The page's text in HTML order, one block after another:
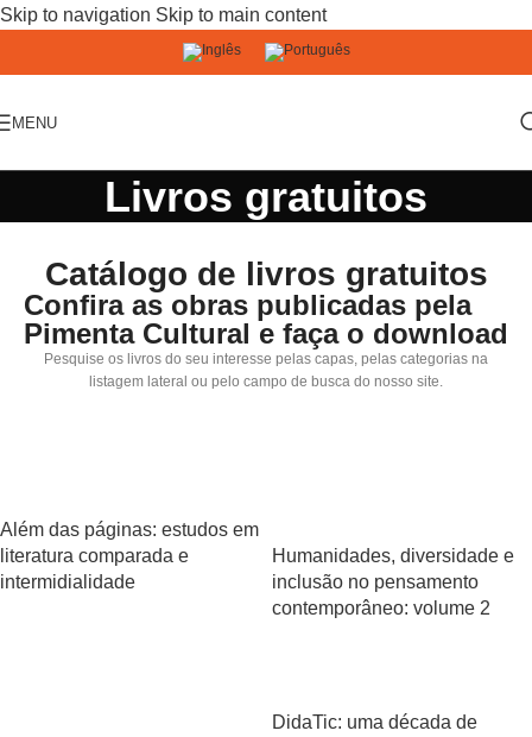
Skip to navigation Skip to main content
MENU
Livros gratuitos
Catálogo de livros gratuitos
Confira as obras publicadas pela
Pimenta Cultural e faça o download
Pesquise os livros do seu interesse pelas capas, pelas categorias na
listagem lateral ou pelo campo de busca do nosso site.
Além das páginas: estudos em
literatura comparada e
intermidialidade
Humanidades, diversidade e
inclusão no pensamento
contemporâneo: volume 2
DidaTic: uma década de